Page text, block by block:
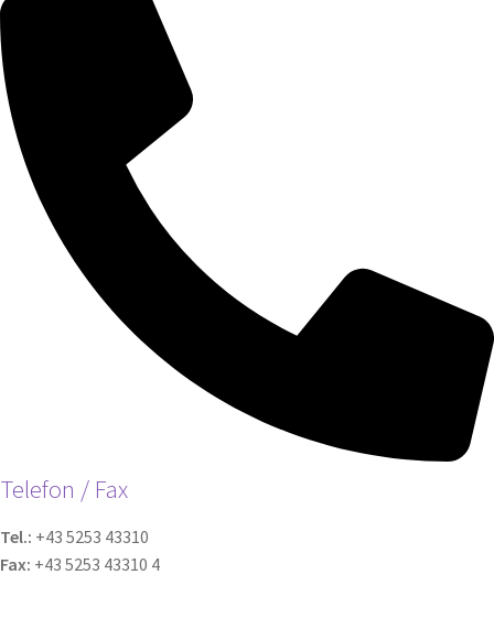
Telefon / Fax
Tel.: +43 5253 43310
Fax: +43 5253 43310 4